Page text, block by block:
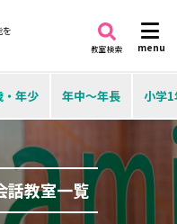
を
menu
教室検索
年少 年中～年長 小学
話教室一覧